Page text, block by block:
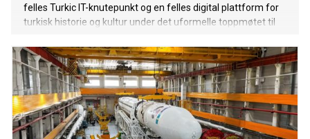
felles Turkic IT-knutepunkt og en felles digital plattform for
turkisk historie og kultur under det uformelle toppmøtet til
toppmøtet diskuterte medlemslandene hvordan
samarbeidet innen teknologi, digitalisering og investeringer
kan styrkes i en tid preget av økende global ustabilitet.